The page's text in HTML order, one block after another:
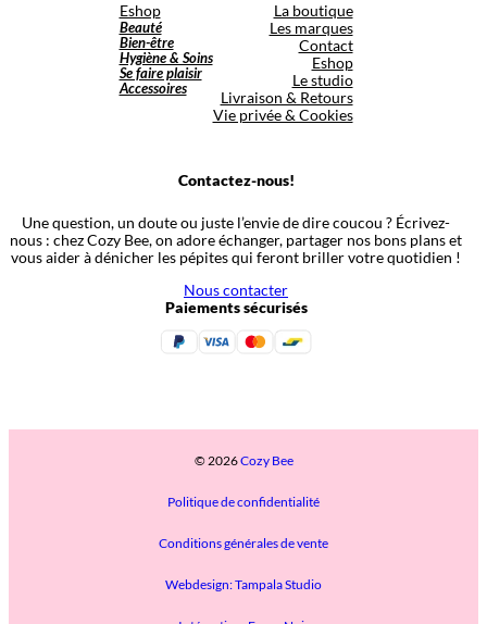
Eshop
Beauté
Bien-être
Hygiène & Soins
Se faire plaisir
Accessoires
La boutique
Les marques
Contact
Eshop
Le studio
Livraison & Retours
Vie privée & Cookies
Contactez-nous!
Une question, un doute ou juste l’envie de dire coucou ? Écrivez-
nous : chez Cozy Bee, on adore échanger, partager nos bons plans et
vous aider à dénicher les pépites qui feront briller votre quotidien !
Nous contacter
Paiements sécurisés
© 2026Cozy Bee
Politique de confidentialité
Conditions générales de vente
Webdesign: Tampala Studio